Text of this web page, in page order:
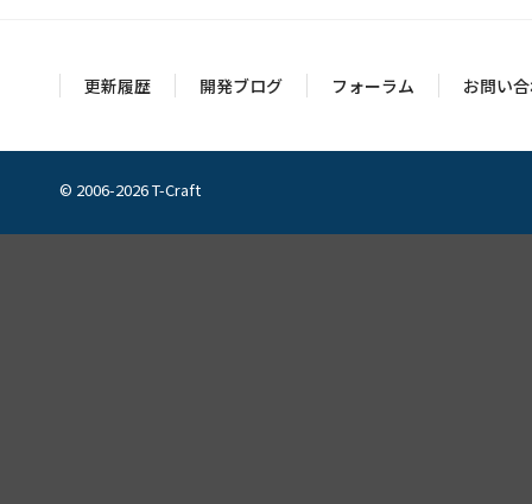
更新履歴 開発ブログ フォーラム お問い
© 2006-2026 T-Craft